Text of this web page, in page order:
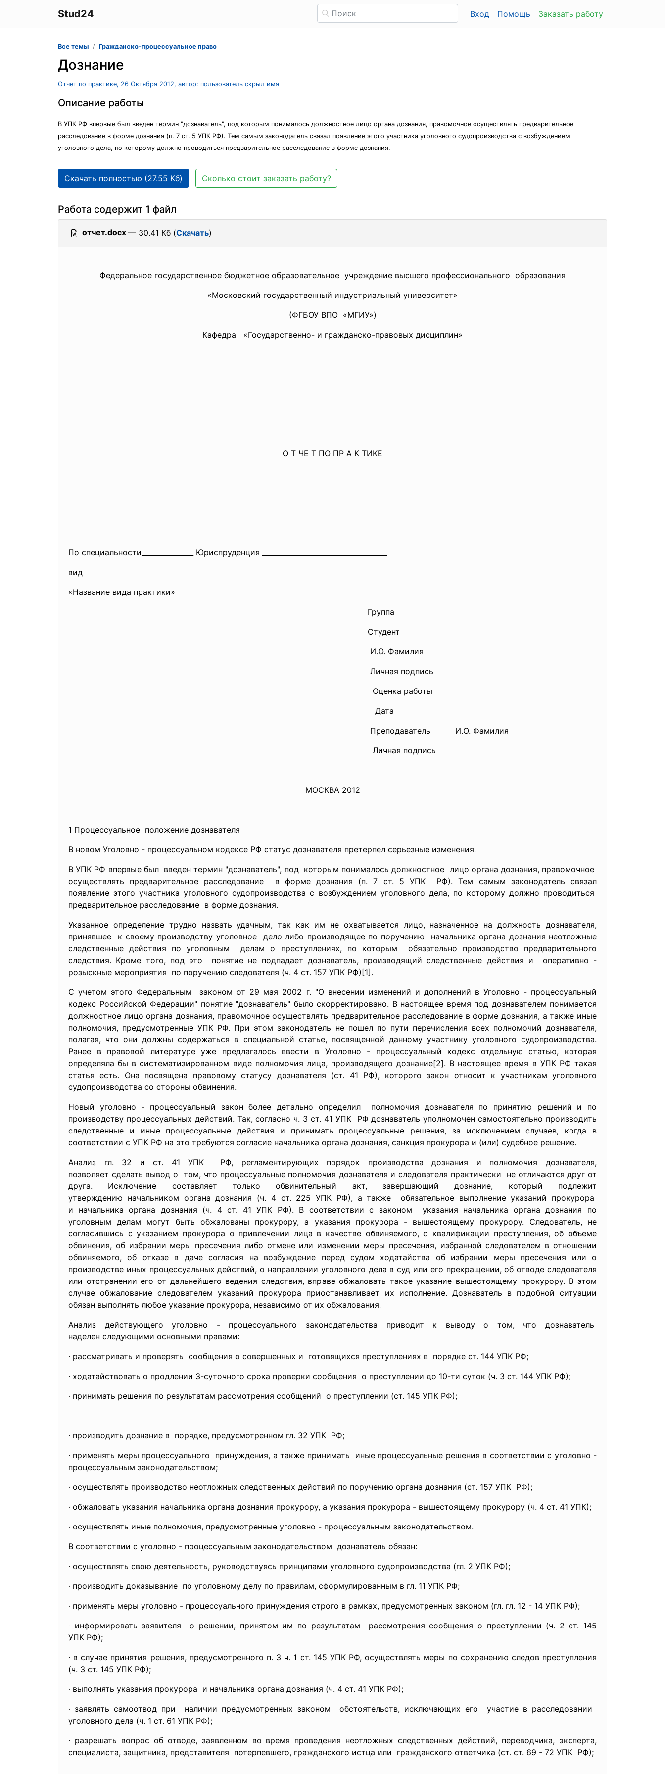
Stud24 Вход Помощь Заказать работу
Все темы Гражданско-процессуальное право
Дознание
Отчет по практике, 26 Октября 2012, автор: пользователь скрыл имя
Описание работы
В УПК РФ впервые был введен термин "дознаватель", под которым понималось должностное лицо органа дознания, правомочное осуществлять предварительное
расследование в форме дознания (п. 7 ст. 5 УПК РФ). Тем самым законодатель связал появление этого участника уголовного судопроизводства с возбуждением
уголовного дела, по которому должно проводиться предварительное расследование в форме дознания.
Скачать полностью (27.55 Кб) Сколько стоит заказать работу?
Работа содержит 1 файл
отчет.docx — 30.41 Кб (Скачать)
Федеральное государственное бюджетное образовательное учреждение высшего профессионального образования
«Московский государственный индустриальный университет»
(ФГБОУ ВПО «МГИУ»)
Кафедра «Государственно- и гражданско-правовых дисциплин»
О Т ЧЕ Т ПО ПР А К ТИКЕ
По специальности______________ _ Юриспруденция ______________________________
вид
«Название вида практики»
Группа
Студент
И.О. Фамилия
Личная подпись
Оценка работы
Дата
Преподаватель И.О. Фамилия
Личная подпись
МОСКВА 2012
1 Процессуальное положение дознавателя
В новом Уголовно - процессуальном кодексе РФ статус дознавателя претерпел серьезные изменения.
В УПК РФ впервые был введен термин "дознаватель", под которым понималось должностное лицо органа дознания, правомочное
осуществлять предварительное расследование в форме дознания (п. 7 ст. 5 УПК РФ). Тем самым законодатель связал
появление этого участникауголовного судопроизводства с возбуждением уголовного дела, по которому должно проводиться
предварительное расследование в форме дознания.
Указанное определение трудно назвать удачным, так как им не охватывается лицо, назначенное на должность дознавателя,
принявшее к своему производству уголовное дело либо производящее по поручению начальника органа дознания неотложные
следственные действия по уголовным делам о преступлениях, по которым обязательно производство предварительного
следствия. Кроме того, под это понятие не подпадает дознаватель, производящий следственные действия и оперативно -
розыскные мероприятия по поручению следователя (ч. 4 ст. 157 УПК РФ)[1].
С учетом этого Федеральным законом от 29 мая 2002 г. "О внесении изменений и дополнений в Уголовно - процессуальный
кодекс Российской Федерации" понятие "дознаватель" было скорректировано. В настоящее время под дознавателем понимается
должностное лицо органа дознания, правомочное осуществлять предварительное расследование в форме дознания, а также иные
полномочия, предусмотренные УПК РФ. При этом законодатель не пошел по пути перечисления всех полномочий дознавателя,
полагая, что они должны содержаться в специальной статье, посвященной данному участнику уголовного судопроизводства.
Ранее в правовой литературе уже предлагалось ввести в Уголовно - процессуальный кодекс отдельную статью, которая
определяла бы в систематизированном виде полномочия лица, производящего дознание[2]. В настоящее время в УПК РФ такая
статья есть. Она посвящена правовому статусу дознавателя (ст. 41 РФ), которого закон относит к участникам уголовного
судопроизводства со стороны обвинения.
Новый уголовно - процессуальный закон более детально определил полномочия дознавателя по принятию решений и по
производству процессуальных действий. Так, согласно ч. 3 ст. 41 УПК РФ дознаватель уполномоченсамостоятельно производить
следственные и иные процессуальные действия и принимать процессуальные решения, за исключением случаев, когда в
соответствии с УПК РФ на это требуются согласие начальника органа дознания, санкция прокурора и (или) судебное решение.
Анализ гл. 32 и ст. 41 УПК РФ, регламентирующих порядок производства дознания и полномочия дознавателя,
позволяет сделать вывод о том, что процессуальные полномочия дознавателя и следователя практически не отличаются друг от
друга. Исключение составляет только обвинительный акт, завершающий дознание, который подлежит
утверждению начальником органа дознания (ч. 4 ст. 225 УПК РФ), а также обязательное выполнение указаний прокурора
и начальника органа дознания (ч. 4 ст. 41 УПК РФ). В соответствии с законом указания начальника органа дознания по
уголовным делам могут быть обжалованы прокурору, а указания прокурора - вышестоящему прокурору. Следователь, не
согласившись с указанием прокурора о привлечении лица в качестве обвиняемого, о квалификации преступления, об объеме
обвинения, об избрании меры пресечения либо отмене или изменении меры пресечения, избранной следователем в отношении
обвиняемого, об отказе в даче согласия на возбуждение перед судом ходатайства об избрании меры пресечения или о
производстве иных процессуальных действий, о направлении уголовного дела в суд или его прекращении, об отводе следователя
или отстранении его от дальнейшего ведения следствия, вправе обжаловать такое указание вышестоящему прокурору. В этом
случае обжалование следователем указаний прокурора приостанавливает их исполнение. Дознаватель в подобной ситуации
обязан выполнять любое указание прокурора, независимо от их обжалования.
Анализ действующего уголовно - процессуального законодательства приводит к выводу о том, что дознаватель
наделен следующими основными правами:
· рассматривать и проверять сообщения о совершенных и готовящихся преступлениях в порядке ст. 144 УПК РФ;
· ходатайствовать о продлении 3-суточного срока проверки сообщения о преступлении до 10-ти суток (ч. 3 ст. 144 УПК РФ);
· принимать решения по результатам рассмотрения сообщений о преступлении (ст. 145 УПК РФ);
· производить дознание в порядке, предусмотренном гл. 32 УПК РФ;
· применять меры процессуального принуждения, а также принимать иные процессуальные решения в соответствии с уголовно -
процессуальным законодательством;
· осуществлять производство неотложных следственных действий по поручению органа дознания (ст. 157 УПК РФ);
· обжаловать указания начальника органа дознания прокурору, а указания прокурора - вышестоящему прокурору (ч. 4 ст. 41 УПК);
· осуществлять иные полномочия, предусмотренные уголовно - процессуальным законодательством.
В соответствии с уголовно - процессуальным законодательством дознаватель обязан:
· осуществлять свою деятельность, руководствуясь принципами уголовного судопроизводства (гл. 2 УПК РФ);
· производить доказывание по уголовному делу по правилам, сформулированным в гл. 11 УПК РФ;
· применять меры уголовно - процессуального принуждения строго в рамках, предусмотренных законом (гл. гл. 12 - 14 УПК РФ);
· информировать заявителя о решении, принятом им по результатам рассмотрения сообщения о преступлении (ч. 2 ст. 145
УПК РФ);
· в случае принятия решения, предусмотренного п. 3 ч. 1 ст. 145 УПК РФ, осуществлять меры по сохранению следов преступления
(ч. 3 ст. 145 УПК РФ);
· выполнять указания прокурора и начальника органа дознания (ч. 4 ст. 41 УПК РФ);
· заявлять самоотвод при наличии предусмотренных законом обстоятельств, исключающих его участие в расследовании
уголовного дела (ч. 1 ст. 61 УПК РФ);
· разрешать вопрос об отводе, заявленном во время проведения неотложных следственных действий, переводчика, эксперта,
специалиста, защитника, представителя потерпевшего, гражданского истца или гражданского ответчика (ст. ст. 69 - 72 УПК РФ);